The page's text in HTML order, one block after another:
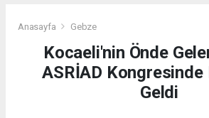
Anasayfa Gebze
Kocaeli'nin Önde
ASRİAD Kongresinde
Geldi